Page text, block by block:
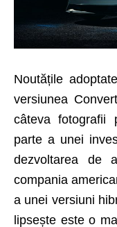
Noutățile
versiunea
câteva
parte a unei
dezvoltarea de
compania
a unei versiuni
lipsește este o